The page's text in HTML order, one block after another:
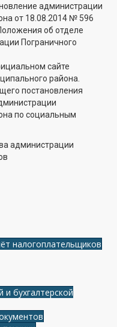
администрации
от 18.08.2014 № 596
об отделе
Пограничного
сайте
района.
постановления
по социальным
администрации
налогоплательщиков
и бухгалтерской